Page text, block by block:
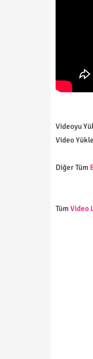
Videoyu
Video
Diğer Tüm
Tüm Video